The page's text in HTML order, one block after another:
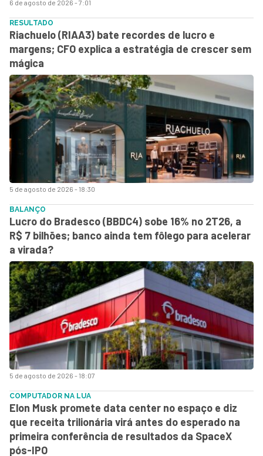
6 de agosto de 2026 - 7:01
5 de agosto de 2026 - 18:30
RESULTADO
Riachuelo (RIAA3) bate recordes de lucro e
margens; CFO explica a estratégia de crescer sem
mágica
5 de agosto de 2026 - 18:07
BALANÇO
Lucro do Bradesco (BBDC4) sobe 16% no 2T26, a
R$ 7 bilhões; banco ainda tem fôlego para acelerar
a virada?
COMPUTADOR NA LUA
Elon Musk promete data center no espaço e diz
que receita trilionária virá antes do esperado na
primeira conferência de resultados da SpaceX
pós-IPO